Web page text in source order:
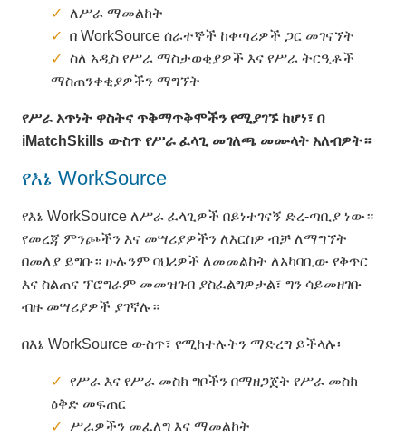
ለሥራ ማመልከት
በ WorkSource ሰራተኞች ከቀጣሪዎች ጋር መገናኘት
ስለ አዲስ የሥራ ማስታወቂያዎች እና የሥራ ትርዒቶች
ማስጠንቀቂያዎችን ማግኘት
የሥራ አጥነት ዋስትና ጥቅማጥቅሞችን የሚያገኙ ከሆነ፣ በ
iMatchSkills ውስጥ የሥራ ፈላጊ መገለጫ መሙላት አለብዎት።
የእኔ WorkSource
የእኔ WorkSource ለሥራ ፈላጊዎች በይነተገናኝ ድረ-ጣቢያ ነው።
የመረጃ ምንጮችን እና መሣሪያዎችን ለእርስዎ ብቻ ለማግኘት
በመለያ ይግቡ። ሁሉንም ባህሪዎች ለመመልከት ለአካባቢው የቅጥር
እና ስልጠና ፕሮግራም መመዝገብ ያስፈልግዎታል፣ ግን ሳይመዘገቡ
ብዙ መሣሪያዎች ያገኛሉ።
በእኔ WorkSource ውስጥ፣ የሚከተሉትን ማድረግ ይችላሉ፦
የሥራ እና የሥራ መስክ ግቦችን በማዘጋጀት የሥራ መስክ
ዕቅድ መፍጠር
ሥራዎችን መፈለግ እና ማመልከት